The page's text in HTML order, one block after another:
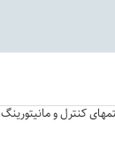
کنترل و